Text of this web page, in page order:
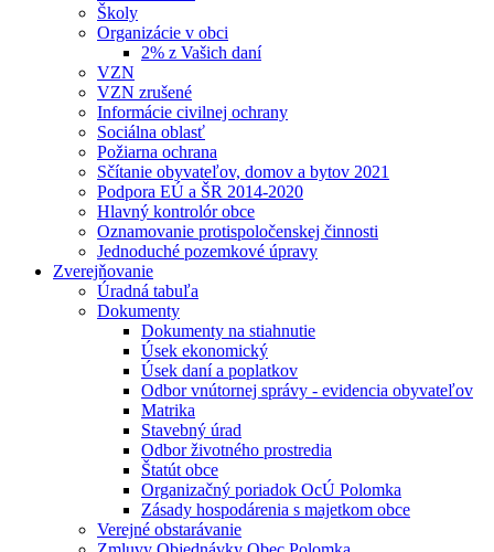
Školy
Organizácie v obci
2% z Vašich daní
VZN
VZN zrušené
Informácie civilnej ochrany
Sociálna oblasť
Požiarna ochrana
Sčítanie obyvateľov, domov a bytov 2021
Podpora EÚ a ŠR 2014-2020
Hlavný kontrolór obce
Oznamovanie protispoločenskej činnosti
Jednoduché pozemkové úpravy
Zverejňovanie
Úradná tabuľa
Dokumenty
Dokumenty na stiahnutie
Úsek ekonomický
Úsek daní a poplatkov
Odbor vnútornej správy - evidencia obyvateľov
Matrika
Stavebný úrad
Odbor životného prostredia
Štatút obce
Organizačný poriadok OcÚ Polomka
Zásady hospodárenia s majetkom obce
Verejné obstarávanie